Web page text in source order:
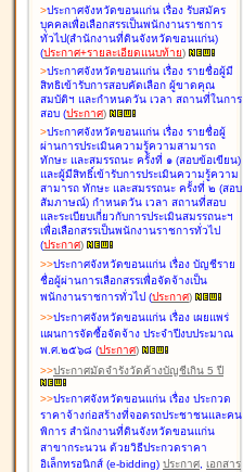
>ประกาศจังหวัดขอนแก่น เรื่อง รับสมัคร
บุคคลเพื่อเลือกสรรเป็นพนักงานราชการ
ทั่วไป(สำนักงานที่ดินจังหวัดขอนแก่น)
(ประกาศ+รายละเอียดแนบท้าย)
>ประกาศจังหวัดขอนแก่น เรื่อง รายชื่อผู้มี
สิทธิเข้ารับการสอบคัดเลือก ผู้ขาดคุณ
สมบัติฯ และกำหนดวัน เวลา สถานที่ในการ
สอบ (ประกาศ)
>ประกาศจังหวัดขอนแก่น เรื่อง รายชื่อผู้
ผ่านการประเมินความรู้ความสามารถ
ทักษะ และสมรรถนะ ครั้งที่ ๑ (สอบข้อเขียน)
และผู้มีสิทธิ์เข้ารับการประเมินความรู้ความ
สามารถ ทักษะ และสมรรถนะ ครั้งที่ ๒ (สอบ
สัมภาษณ์) กำหนดวัน เวลา สถานที่สอบ
และระเบียบเกี่ยวกับการประเมินสมรรถนะฯ
เพื่อเลือกสรรเป็นพนักงานราชการทั่วไป
(ประกาศ)
>>ประกาศจังหวัดขอนแก่น เรื่อง บัญชีราย
ชื่อผู้ผ่านการเลือกสรรเพื่อจัดจ้างเป็น
พนักงานราชการทั่วไป (ประกาศ)
>>ประกาศจังหวัดขอนแก่น เรื่อง เผยแพร่
แผนการจัดซื้อจัดจ้าง ประจำปีงบประมาณ
พ.ศ.๒๕๖๘ (ประกาศ)
>>ประกาศมัดจำรังวัดค้างบัญชีเกิน 5 ปี
>>ประกาศจังหวัดขอนแก่น เรื่อง ประกวด
ราคาจ้างก่อสร้างที่จอดรถประชาชนและคน
พิการ สำนักงานที่ดินจังหวัดขอนแก่น
สาขากระนวน ด้วยวิธีประกวดราคา
อิเล็กทรอนิกส์ (e-bidding) ประกาศ, เอกสาร